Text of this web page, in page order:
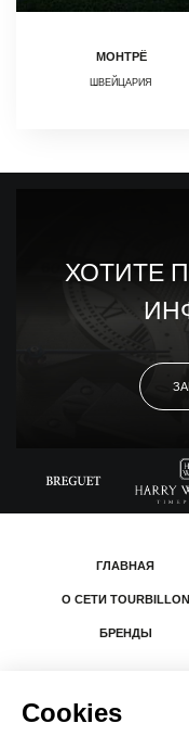
МОНТРЁ
ШВЕЙЦАРИЯ
ХОТИТЕ
ГЛАВНАЯ
О СЕТИ TOURBILLON
БРЕНДЫ